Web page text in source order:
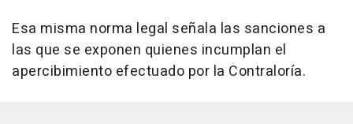
Esa misma norma legal señala las sanciones a
las que se exponen quienes incumplan el
apercibimiento efectuado por la Contraloría.